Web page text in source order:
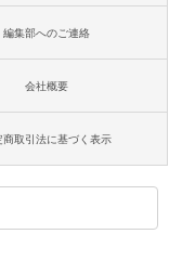
編集部へのご連絡
会社概要
商取引法に基づく表示